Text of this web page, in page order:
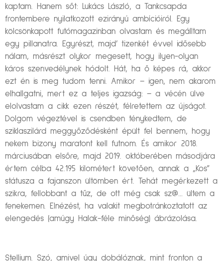
kaptam. Hanem sőt: Lukács László, a Tankcsapda
frontembere nyilatkozott ezirányú ambícióiról. Egy
kölcsönkapott futómagazinban olvastam és megálltam
egy pillanatra. Egyrészt, majd’ tizenkét évvel idősebb
nálam, másrészt olykor megesett, hogy ilyen-olyan
káros szenvedélynek hódolt. Hát, ha ő képes rá, akkor
ezt én is meg tudom tenni. Amikor – igen, nem akarom
elhallgatni, mert ez a teljes igazság: – a vécén ülve
elolvastam a cikk ezen részét, félretettem az újságot.
Dolgom végeztével is csendben ténykedtem, de
sziklaszilárd meggyőződésként épült fel bennem, hogy
nekem bizony maratont kell futnom. És amikor 2018.
márciusában elsőre, majd 2019. októberében másodjára
értem célba 42.195 kilométert követően, annak a „Kos”
státusza a fajanszon ültömben ért. Tehát megérkezett a
szikra, fellobbant a tűz, de ott még csak sz@… ültem a
fenekemen. Elnézést, ha valakit megbotránkoztatott az
elengedés (amúgy Halak-féle minőség) ábrázolása.
Stellium. Szó, amivel úgy dobálóznak, mint fronton a